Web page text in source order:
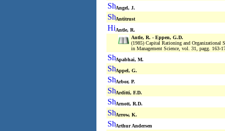
Angel, J.
Antitrust
Antle, R.
Antle, R. - Eppen, G.D.
(1985) Capital Rationing and Organizational
in Management Science, vol. 31, pagg. 163-
Apabhai, M.
Appel, G.
Arbor, P.
Arditti, F.D.
Arnott, R.D.
Arrow, K.
Arthur Andersen